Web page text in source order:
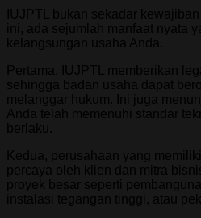
IUJPTL bukan sekadar
ini, ada sejumlah manfaat nyata
kelangsungan usaha Anda.
Pertama, IUJPTL memberikan
sehingga badan usaha dapat
melanggar hukum. Ini juga
Anda telah memenuhi standar
berlaku.
Kedua, perusahaan yang
percaya oleh klien dan mitra
proyek besar seperti
instalasi tegangan tinggi, atau